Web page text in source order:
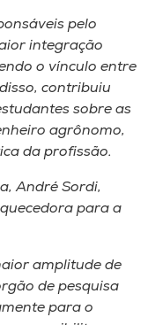
pelo
integração
o vínculo entre
contribuiu
sobre as
agrônomo,
da profissão.
André Sordi,
para a
amplitude de
de pesquisa
para o